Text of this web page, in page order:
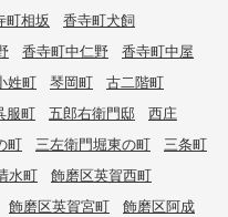
町相坂
香寺町犬飼
香寺町中仁野
香寺町中屋
姓町 琴岡町
古二階町
服町 五郎右衛門邸
西庄
町 三左衛門堀東の町
三条町
水町
飾磨区英賀西町
飾磨区英賀宮町
飾磨区阿成